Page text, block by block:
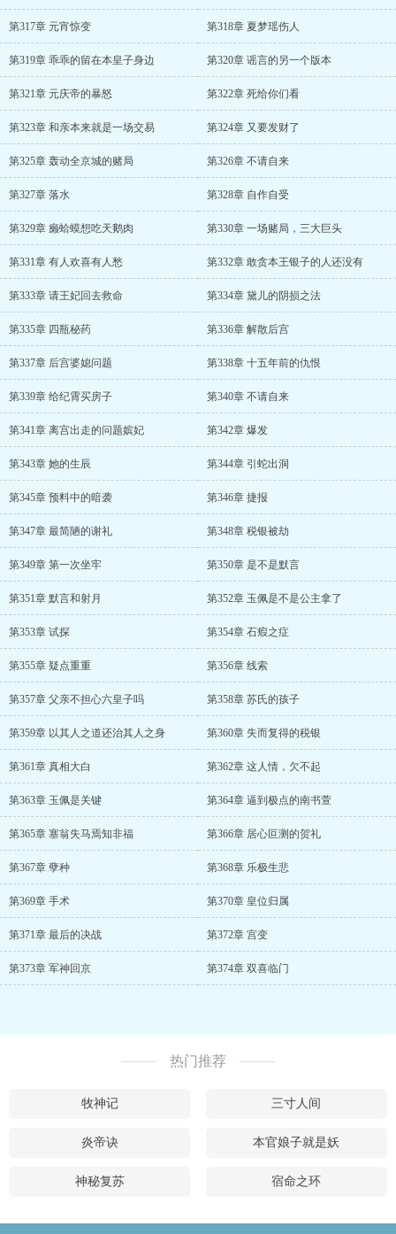
第317章 元宵惊变 第318章 夏梦瑶伤人
第319章 乖乖的留在本皇子身边 第320章 谣言的另一个版本
第321章 元庆帝的暴怒 第322章 死给你们看
第323章 和亲本来就是一场交易 第324章 又要发财了
第325章 轰动全京城的赌局 第326章 不请自来
第327章 落水 第328章 自作自受
第329章 癞蛤蟆想吃天鹅肉 第330章 一场赌局，三大巨头
第331章 有人欢喜有人愁 第332章 敢贪本王银子的人还没有
第333章 请王妃回去救命 第334章 黛儿的阴损之法
第335章 四瓶秘药 第336章 解散后宫
第337章 后宫婆媳问题 第338章 十五年前的仇恨
第339章 给纪霄买房子 第340章 不请自来
第341章 离宫出走的问题嫔妃 第342章 爆发
第343章 她的生辰 第344章 引蛇出洞
第345章 预料中的暗袭 第346章 捷报
第347章 最简陋的谢礼 第348章 税银被劫
第349章 第一次坐牢 第350章 是不是默言
第351章 默言和射月 第352章 玉佩是不是公主拿了
第353章 试探 第354章 石瘕之症
第355章 疑点重重 第356章 线索
第357章 父亲不担心六皇子吗 第358章 苏氏的孩子
第359章 以其人之道还治其人之身 第360章 失而复得的税银
第361章 真相大白 第362章 这人情，欠不起
第363章 玉佩是关键 第364章 逼到极点的南书萱
第365章 塞翁失马焉知非福 第366章 居心叵测的贺礼
第367章 孽种 第368章 乐极生悲
第369章 手术 第370章 皇位归属
第371章 最后的决战 第372章 宫变
第373章 军神回京 第374章 双喜临门
热门推荐
牧神记 三寸人间
炎帝诀 本官娘子就是妖
神秘复苏 宿命之环